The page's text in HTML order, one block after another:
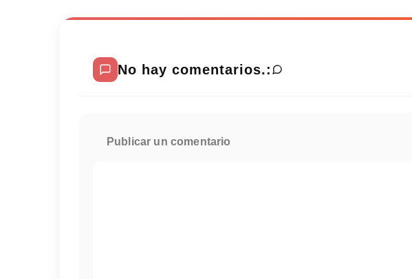
No hay comentarios.:
Publicar un comentario